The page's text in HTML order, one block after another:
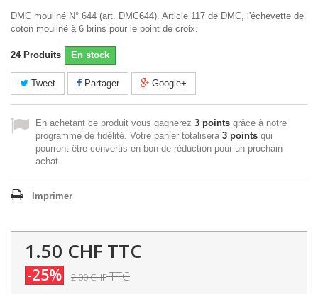
DMC mouliné N° 644 (art. DMC644). Article 117 de DMC, l'échevette de
coton mouliné à 6 brins pour le point de croix.
24 Produits En stock
Tweet Partager Google+
En achetant ce produit vous gagnerez 3 points grâce à notre
programme de fidélité. Votre panier totalisera 3 points qui
pourront être convertis en bon de réduction pour un prochain
achat.
Imprimer
1.50 CHF TTC
-25% 2.00 CHFTTC